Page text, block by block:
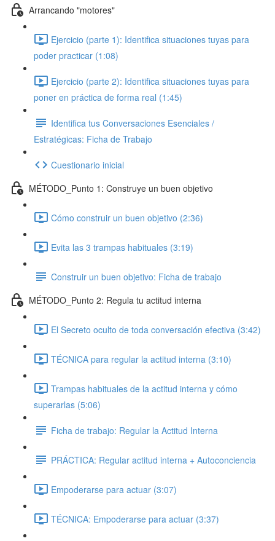
Arrancando "motores"
Ejercicio (parte 1): Identifica situaciones tuyas para
poder practicar (1:08)
Ejercicio (parte 2): Identifica situaciones tuyas para
poner en práctica de forma real (1:45)
Identifica tus Conversaciones Esenciales /
Estratégicas: Ficha de Trabajo
Cuestionario inicial
MÉTODO_Punto 1: Construye un buen objetivo
Cómo construir un buen objetivo (2:36)
Evita las 3 trampas habituales (3:19)
Construir un buen objetivo: Ficha de trabajo
MÉTODO_Punto 2: Regula tu actitud interna
El Secreto oculto de toda conversación efectiva (3:42)
TÉCNICA para regular la actitud interna (3:10)
Trampas habituales de la actitud interna y cómo
superarlas (5:06)
Ficha de trabajo: Regular la Actitud Interna
PRÁCTICA: Regular actitud interna + Autoconciencia
Empoderarse para actuar (3:07)
TÉCNICA: Empoderarse para actuar (3:37)